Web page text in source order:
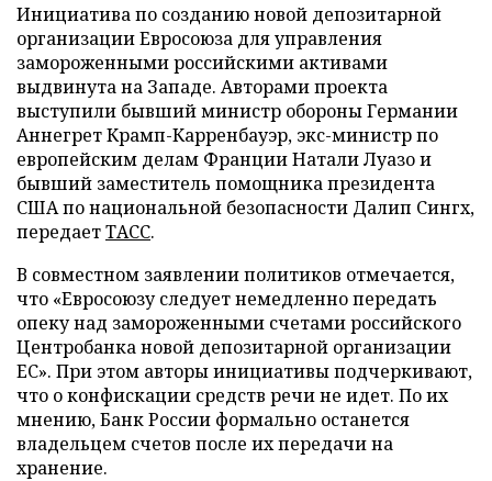
Инициатива по созданию новой депозитарной
организации Евросоюза для управления
замороженными российскими активами
выдвинута на Западе. Авторами проекта
выступили бывший министр обороны Германии
Аннегрет Крамп-Карренбауэр, экс-министр по
европейским делам Франции Натали Луазо и
бывший заместитель помощника президента
США по национальной безопасности Далип Сингх,
передаетТАСС.
В совместном заявлении политиков отмечается,
что «Евросоюзу следует немедленно передать
опеку над замороженными счетами российского
Центробанка новой депозитарной организации
ЕС». При этом авторы инициативы подчеркивают,
что о конфискации средств речи не идет. По их
мнению, Банк России формально останется
владельцем счетов после их передачи на
хранение.